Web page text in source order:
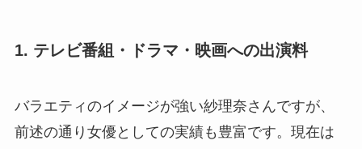
1. テレビ番組・ドラマ・映画への出演料
バラエティのイメージが強い紗理奈さんですが、
前述の通り女優としての実績も豊富です。現在は